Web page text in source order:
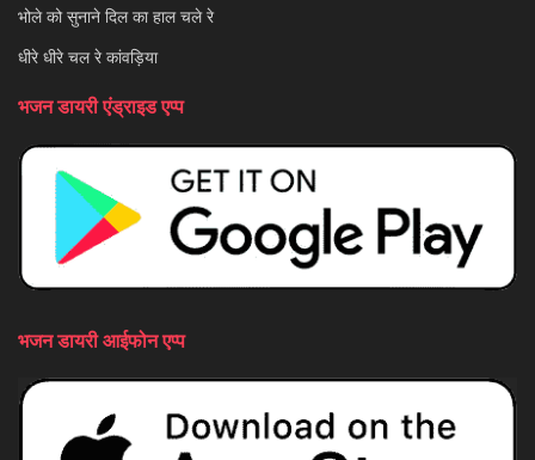
भोले को सुनाने दिल का हाल चले रे
धीरे धीरे चल रे कांवड़िया
भजन डायरी एंड्राइड एप्प
भजन डायरी आईफोन एप्प